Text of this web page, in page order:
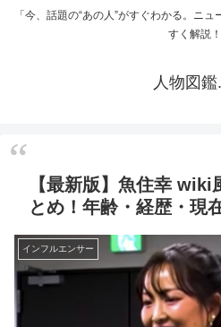
「今、話題の“あの人”がすぐわかる。ニ
すく解説！
人物図
【最新版】魚住幸 wiki
とめ！年齢・経歴・現
インフルエンサー